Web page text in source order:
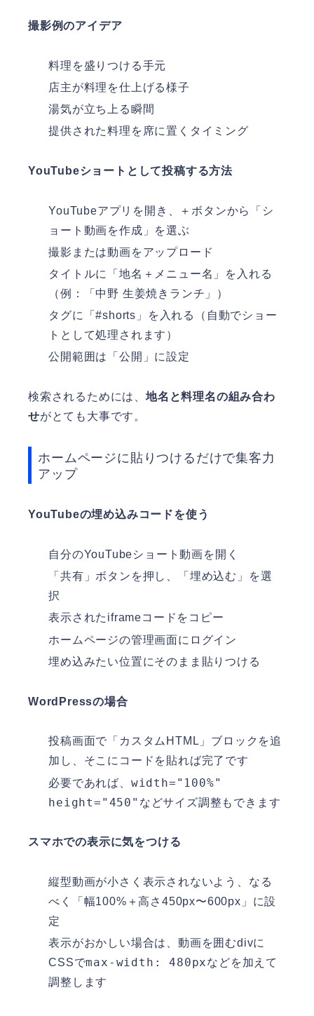
撮影例のアイデア
料理を盛りつける手元
店主が料理を仕上げる様子
湯気が立ち上る瞬間
提供された料理を席に置くタイミング
YouTubeショートとして投稿する方法
YouTubeアプリを開き、＋ボタンから「シ
ョート動画を作成」を選ぶ
撮影または動画をアップロード
タイトルに「地名＋メニュー名」を入れる
（例：「中野 生姜焼きランチ」）
タグに「#shorts」を入れる（自動でショー
トとして処理されます）
公開範囲は「公開」に設定
検索されるためには、 地名と料理名の組み合わ
せがとても大事です。
ホームページに貼りつけるだけで集客力
アップ
YouTubeの埋め込みコードを使う
自分のYouTubeショート動画を開く
「共有」ボタンを押し、「埋め込む」を選
択
表示されたiframeコードをコピー
ホームページの管理画面にログイン
埋め込みたい位置にそのまま貼りつける
WordPressの場合
投稿画面で「カスタムHTML」ブロックを追
加し、そこにコードを貼れば完了です
必要であれば、 width="100%"
height="450" などサイズ調整もできます
スマホでの表示に気をつける
縦型動画が小さく表示されないよう、なる
べく「幅100%＋高さ450px〜600px」に設
定
表示がおかしい場合は、動画を囲むdivに
CSSでmax-width: 480pxなどを加えて
調整します